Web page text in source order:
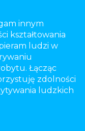
innym
kształtowania
ludzi w
Łącząc
zdolności
ludzkich